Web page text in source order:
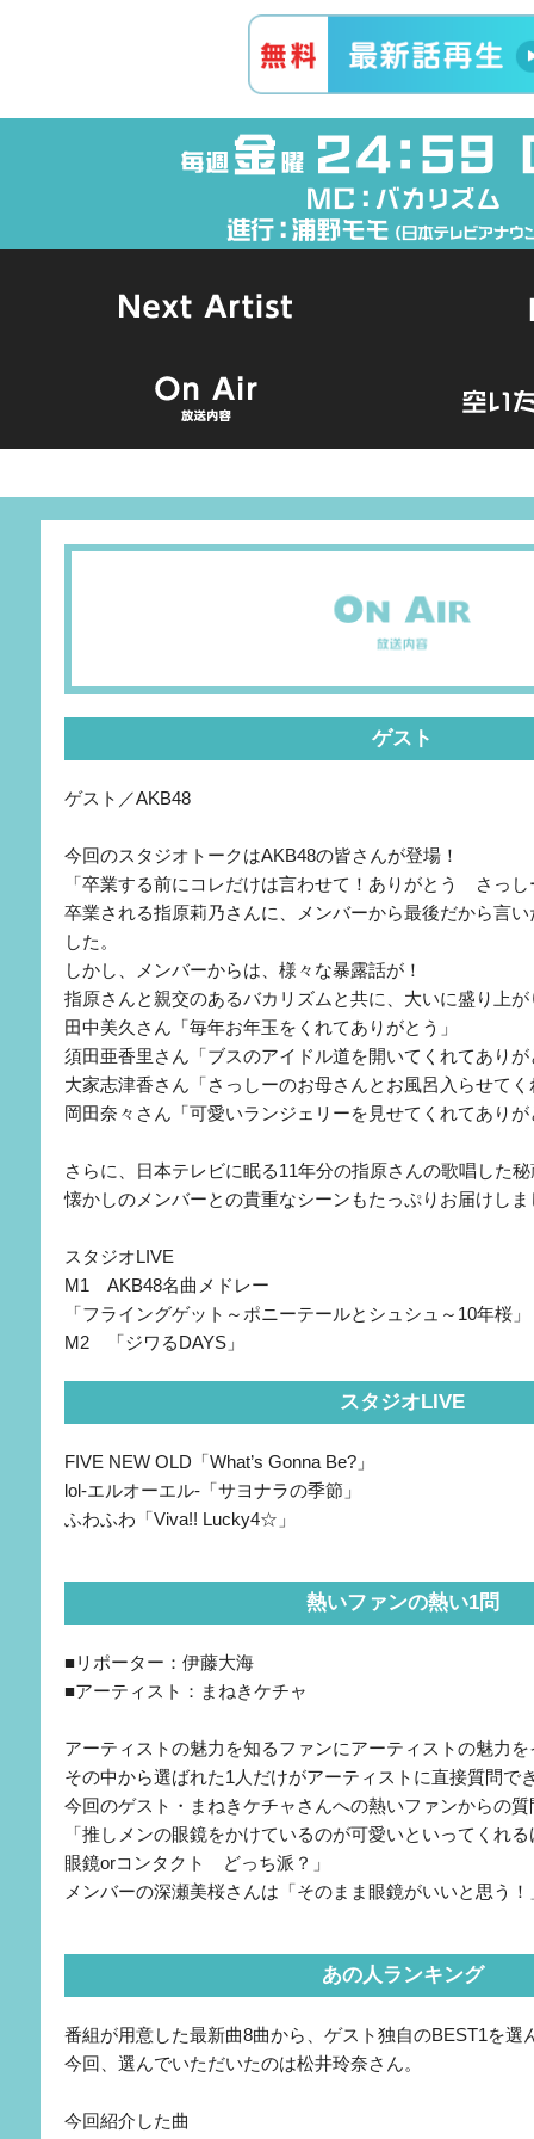
ゲスト
ゲスト／AKB48
今回のスタジオトークはAKB48の皆さんが登場！
「卒業する前にコレだけは言わせて！ありがとう さっ
卒業される指原莉乃さんに、メンバーから最後だから言
した。
しかし、メンバーからは、様々な暴露話が！
指原さんと親交のあるバカリズムと共に、大いに盛り上が
田中美久さん「毎年お年玉をくれてありがとう」
須田亜香里さん「ブスのアイドル道を開いてくれてありが
大家志津香さん「さっしーのお母さんとお風呂入らせて
岡田奈々さん「可愛いランジェリーを見せてくれてありが
さらに、日本テレビに眠る11年分の指原さんの歌唱した
懐かしのメンバーとの貴重なシーンもたっぷりお届けしま
スタジオLIVE
M1 AKB48名曲メドレー
「フライングゲット～ポニーテールとシュシュ～10年桜」
M2 「ジワるDAYS」
スタジオLIVE
FIVE NEW OLD「What’s Gonna Be?」
lol-エルオーエル-「サヨナラの季節」
ふわふわ「Viva!! Lucky4☆」
熱いファンの熱い1問
■リポーター：伊藤大海
■アーティスト：まねきケチャ
アーティストの魅力を知るファンにアーティストの魅力
その中から選ばれた1人だけがアーティストに直接質問で
今回のゲスト・まねきケチャさんへの熱いファンからの質
「推しメンの眼鏡をかけているのが可愛いといってくれ
眼鏡orコンタクト どっち派？」
メンバーの深瀬美桜さんは「そのまま眼鏡がいいと思う
あの人ランキング
番組が用意した最新曲8曲から、ゲスト独自のBEST1を選
今回、選んでいただいたのは松井玲奈さん。
今回紹介した曲